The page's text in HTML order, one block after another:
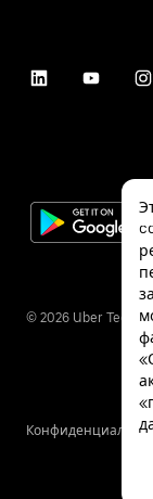
© 2026 Uber